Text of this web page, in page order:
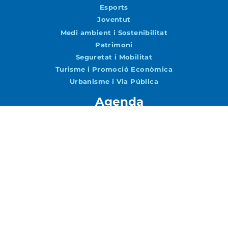
Esports
Joventut
Medi ambient i Sostenibilitat
Patrimoni
Seguretat i Mobilitat
Turisme i Promoció Econòmica
Urbanisme i Via Pública
Agenda